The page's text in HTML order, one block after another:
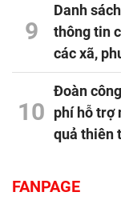
9
Danh
thông tin
các xã,
10
Đoàn
phí hỗ trợ
quả thiên
FANPAGE